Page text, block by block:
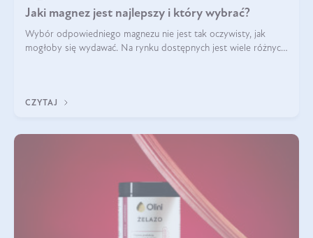
Jaki magnez jest najlepszy i który wybrać?
Wybór odpowiedniego magnezu nie jest tak oczywisty, jak
mogłoby się wydawać. Na rynku dostępnych jest wiele różnych
CZYTAJ